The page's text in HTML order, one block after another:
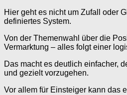
Hier geht es nicht um Zufall oder
definiertes System.
Von der Themenwahl über die
Vermarktung – alles folgt einer
Das macht es deutlich einfacher,
und gezielt vorzugehen.
Vor allem für Einsteiger kann das